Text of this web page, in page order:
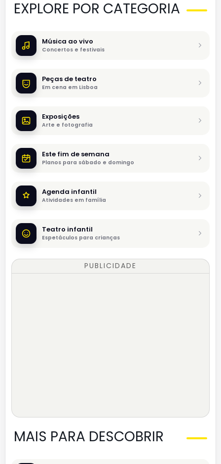
EXPLORE POR CATEGORIA
Música ao vivo
Concertos e festivais
Peças de teatro
Em cena em Lisboa
Exposições
Arte e fotografia
Este fim de semana
Planos para sábado e domingo
Agenda infantil
Atividades em família
Teatro infantil
Espetáculos para crianças
PUBLICIDADE
MAIS PARA DESCOBRIR